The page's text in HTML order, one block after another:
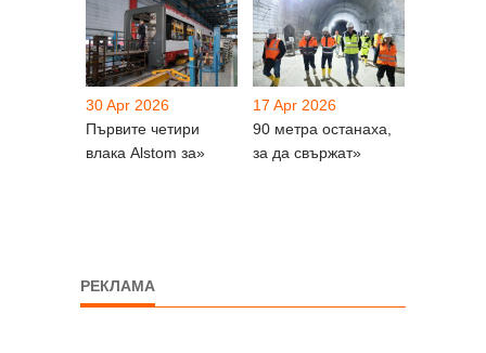
30 Apr 2026
Първите четири
влака Alstom за»
17 Apr 2026
90 метра останаха,
за да свържат»
РЕКЛАМА